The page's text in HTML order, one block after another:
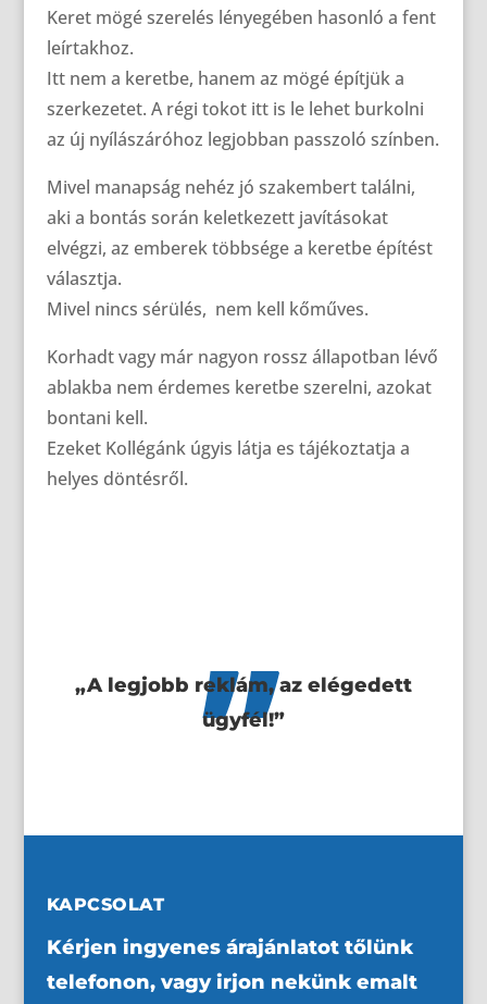
Keret mögé szerelés lényegében hasonló a fent
leírtakhoz.
Itt nem a keretbe, hanem az mögé építjük a
szerkezetet. A régi tokot itt is le lehet burkolni
az új nyílászáróhoz legjobban passzoló színben.
Mivel manapság nehéz jó szakembert találni,
aki a bontás során keletkezett javításokat
elvégzi, az emberek többsége a keretbe építést
választja.
Mivel nincs sérülés, nem kell kőműves.
Korhadt vagy már nagyon rossz állapotban lévő
ablakba nem érdemes keretbe szerelni, azokat
bontani kell.
Ezeket Kollégánk úgyis látja es tájékoztatja a
helyes döntésről.
„
„A legjobb reklám, az elégedett
ügyfél!”
KAPCSOLAT
Kérjen ingyenes árajánlatot tőlünk
telefonon, vagy irjon nekünk emalt